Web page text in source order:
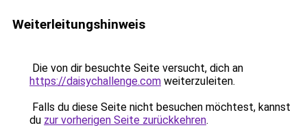
Weiterleitungshinweis
Die von dir besuchte Seite versucht, dich an
https://daisychallenge.com weiterzuleiten.
Falls du diese Seite nicht besuchen möchtest, kannst
du zur vorherigen Seite zurückkehren.